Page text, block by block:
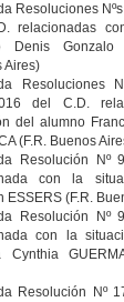
Resoluciones
relacionadas
Denis Gonzalo
Aires)
Resoluciones
del C.D.
del alumno
(F.R. Buenos
Resolución Nº
con la
ESSERS (F.R.
Resolución Nº
con la
Cynthia
Resolución Nº